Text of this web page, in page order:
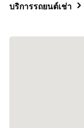
บริการรถยนต์เช่า